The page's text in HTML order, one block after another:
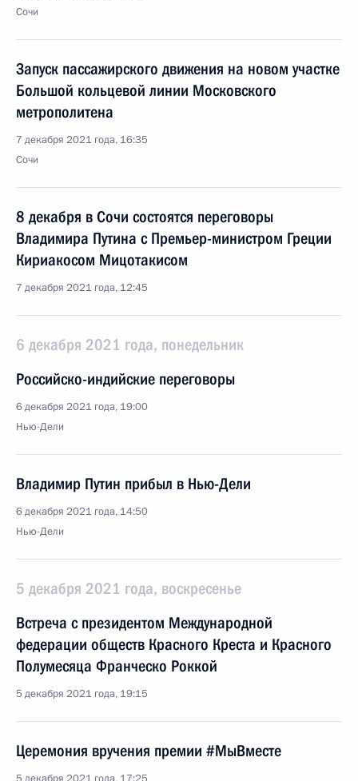
Сочи
Запуск пассажирского движения на новом участке
Большой кольцевой линии Московского
метрополитена
7 декабря 2021 года, 16:35
Сочи
8 декабря в Сочи состоятся переговоры
Владимира Путина с Премьер-министром Греции
Кириакосом Мицотакисом
7 декабря 2021 года, 12:45
6 декабря 2021 года, понедельник
Российско-индийские переговоры
6 декабря 2021 года, 19:00
Нью-Дели
Владимир Путин прибыл в Нью-Дели
6 декабря 2021 года, 14:50
Нью-Дели
5 декабря 2021 года, воскресенье
Встреча с президентом Международной
федерации обществ Красного Креста и Красного
Полумесяца Франческо Роккой
5 декабря 2021 года, 19:15
Церемония вручения премии #МыВместе